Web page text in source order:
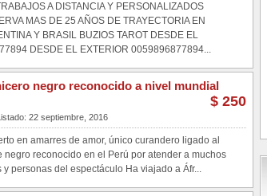
A DISTANCIA Y PERSONALIZADOS
MAS DE 25 AÑOS DE TRAYECTORIA EN
Y BRASIL BUZIOS TAROT DESDE EL
DESDE EL EXTERIOR 0059896877894...
negro reconocido a nivel mundial
$ 250
22 septiembre, 2016
en amarres de amor, único curandero ligado al
negro reconocido en el Perú por atender a muchos
y personas del espectáculo Ha viajado a Áfr...